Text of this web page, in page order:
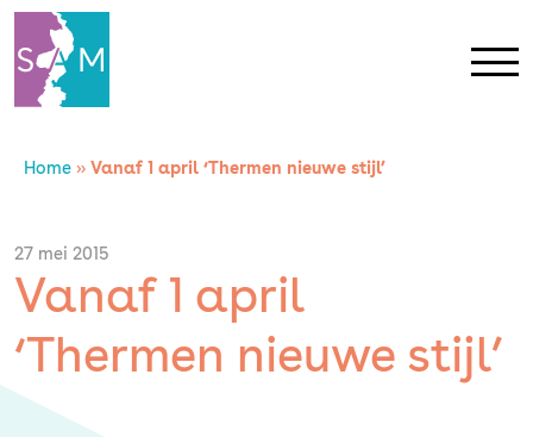
Home
Contact
SAM Limburg
Actueel
Home » Vanaf 1 april ‘Thermen nieuwe stijl’
27 mei 2015
Vanaf 1 april
‘Thermen nieuwe stijl’